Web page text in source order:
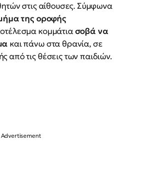
στις αίθουσες. Σύμφωνα
της οροφής
κομμάτιασοβά να
και πάνω στα θρανία, σε
από τις θέσεις των παιδιών.